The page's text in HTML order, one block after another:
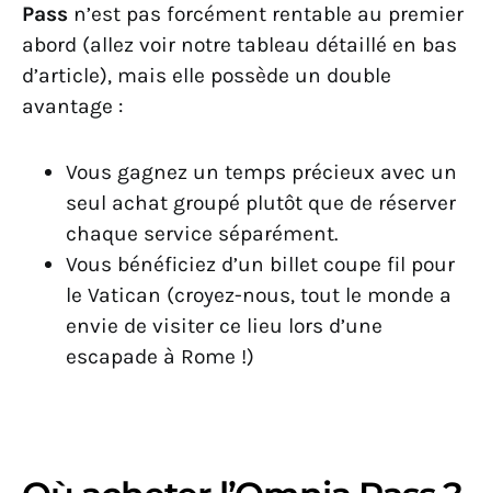
Pass n’est pas forcément rentable au premier
abord (allez voir notre tableau détaillé en bas
d’article), mais elle possède un double
avantage :
Vous gagnez un temps précieux avec un
seul achat groupé plutôt que de réserver
chaque service séparément.
Vous bénéficiez d’un billet coupe fil pour
le Vatican (croyez-nous, tout le monde a
envie de visiter ce lieu lors d’une
escapade à Rome !)